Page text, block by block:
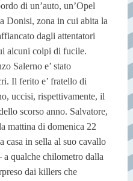
di un’auto, un’Opel
Donisi, zona in cui abita la
dagli attentatori
alcuni colpi di fucile.
Salerno e’ stato
Il ferito e’ fratello di
uccisi, rispettivamente, il
scorso anno. Salvatore,
mattina di domenica 22
casa in sella al suo cavallo
qualche chilometro dalla
dai killers che